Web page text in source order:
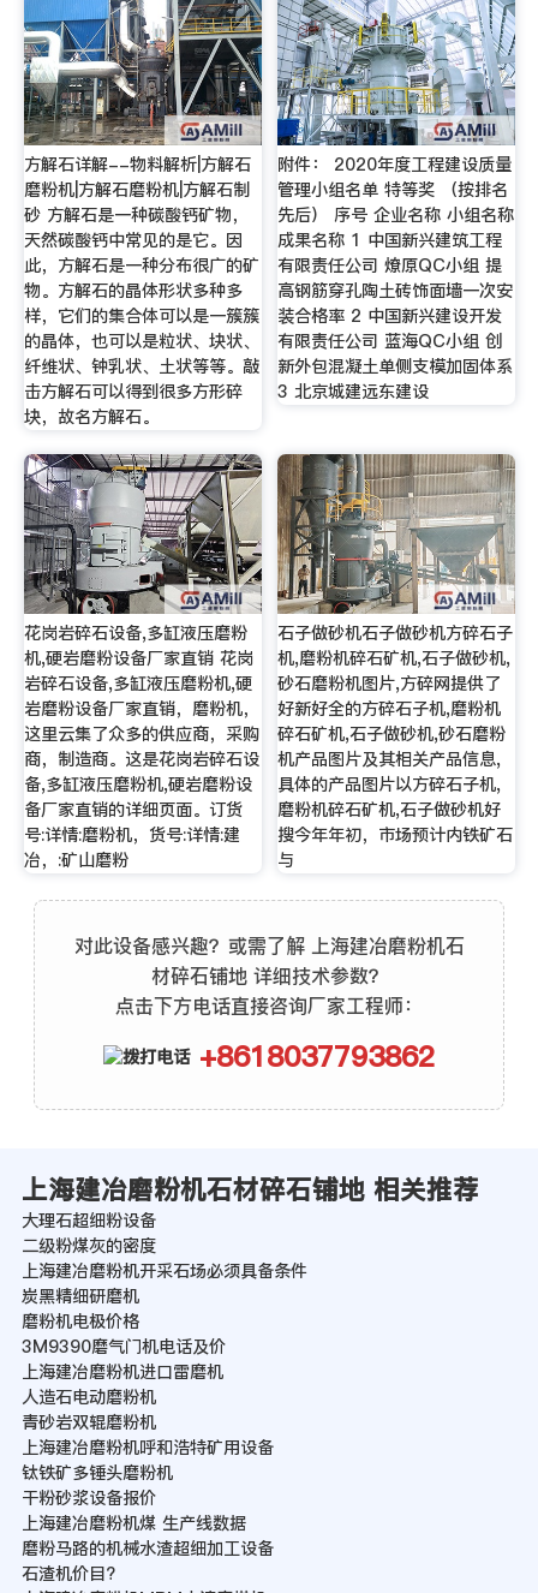
方解石详解--物料解析|方解石
磨粉机|方解石磨粉机|方解石制
砂 方解石是一种碳酸钙矿物，
天然碳酸钙中常见的是它。因
此，方解石是一种分布很广的矿
物。方解石的晶体形状多种多
样，它们的集合体可以是一簇簇
的晶体，也可以是粒状、块状、
纤维状、钟乳状、土状等等。敲
击方解石可以得到很多方形碎
块，故名方解石。
附件： 2020年度工程建设质量
管理小组名单 特等奖 （按排名
先后） 序号 企业名称 小组名称
成果名称 1 中国新兴建筑工程
有限责任公司 燎原QC小组 提
高钢筋穿孔陶土砖饰面墙一次安
装合格率 2 中国新兴建设开发
有限责任公司 蓝海QC小组 创
新外包混凝土单侧支模加固体系
3 北京城建远东建设
花岗岩碎石设备,多缸液压磨粉
机,硬岩磨粉设备厂家直销 花岗
岩碎石设备,多缸液压磨粉机,硬
岩磨粉设备厂家直销，磨粉机，
这里云集了众多的供应商，采购
商，制造商。这是花岗岩碎石设
备,多缸液压磨粉机,硬岩磨粉设
备厂家直销的详细页面。订货
号:详情:磨粉机，货号:详情:建
冶，:矿山磨粉
石子做砂机石子做砂机方碎石子
机,磨粉机碎石矿机,石子做砂机,
砂石磨粉机图片,方碎网提供了
好新好全的方碎石子机,磨粉机
碎石矿机,石子做砂机,砂石磨粉
机产品图片及其相关产品信息,
具体的产品图片以方碎石子机,
磨粉机碎石矿机,石子做砂机好
搜今年年初，市场预计内铁矿石
与
对此设备感兴趣？或需了解 上海建冶磨粉机石
材碎石铺地 详细技术参数？
点击下方电话直接咨询厂家工程师：
+8618037793862
上海建冶磨粉机石材碎石铺地 相关推荐
大理石超细粉设备
二级粉煤灰的密度
上海建冶磨粉机开采石场必须具备条件
炭黑精细研磨机
磨粉机电极价格
3M9390磨气门机电话及价
上海建冶磨粉机进口雷磨机
人造石电动磨粉机
青砂岩双辊磨粉机
上海建冶磨粉机呼和浩特矿用设备
钛铁矿多锤头磨粉机
干粉砂浆设备报价
上海建冶磨粉机煤 生产线数据
磨粉马路的机械水渣超细加工设备
石渣机价目?